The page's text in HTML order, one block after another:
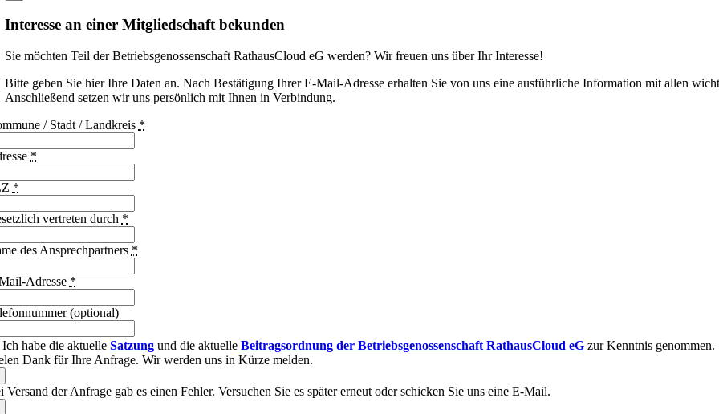
Interesse an einer Mitgliedschaft bekunden
Sie möchten Teil der Betriebsgenossenschaft RathausCloud eG werden? Wir freuen uns über Ihr Interesse!
Bitte geben Sie hier Ihre Daten an. Nach Bestätigung Ihrer E-Mail-Adresse erhalten Sie von uns eine ausführliche Information mit allen
Anschließend setzen wir uns persönlich mit Ihnen in Verbindung.
/ Stadt / Landkreis *
*
*
vertreten durch *
des Ansprechpartners *
Adresse *
(optional)
Ich habe die aktuelle Satzungund die aktuelle Beitragsordnung der Betriebsgenossenschaft RathausCloud eGzur Kenntnis genommen.
Dank für Ihre Anfrage. Wir werden uns in Kürze melden.
Versand der Anfrage gab es einen Fehler. Versuchen Sie es später erneut oder schicken Sie uns eine E-Mail.